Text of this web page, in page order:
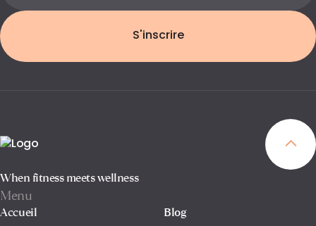
S'inscrire
When fitness meets wellness
Menu
Accueil Blog